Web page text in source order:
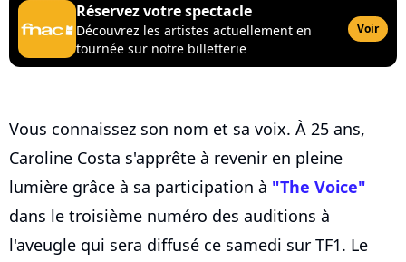
Réservez votre spectacle
Découvrez les artistes actuellement en
tournée sur notre billetterie
Voir
Vous connaissez son nom et sa voix. À 25 ans,
Caroline Costa s'apprête à revenir en pleine
lumière grâce à sa participation à "The Voice"
dans le troisième numéro des auditions à
l'aveugle qui sera diffusé ce samedi sur TF1. Le